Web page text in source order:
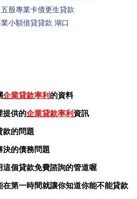
股專業卡債更生貸款
小額借貸貸款 湖口
企業貸款率利 的資料
提供的企業貸款率利 資訊
款的問題
決的債務問題
這個貸款免費諮詢的管道喔
在第一時間就讓你知道你能不能貸款